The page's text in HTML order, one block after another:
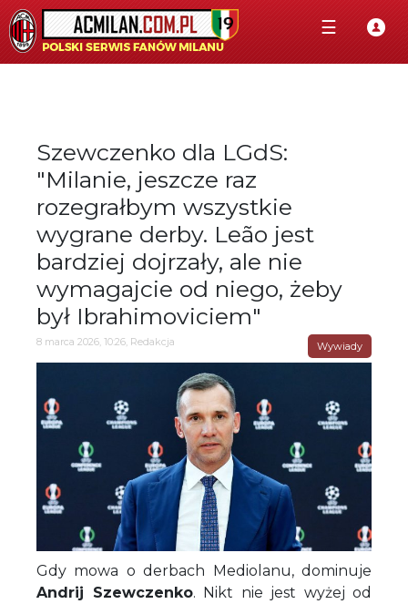
☰
Szewczenko dla LGdS:
"Milanie, jeszcze raz
rozegrałbym wszystkie
wygrane derby. Leão jest
bardziej dojrzały, ale nie
wymagajcie od niego, żeby
był Ibrahimoviciem"
8 marca 2026, 10:26, Redakcja Wywiady
Gdy mowa o derbach Mediolanu, dominuje
Andrij Szewczenko. Nikt nie jest wyżej od